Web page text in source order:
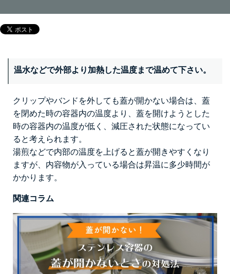
温水などで外部より加熱した温度まで温めて下さい。
クリップやバンドを外しても蓋が開かない場合は、蓋
を閉めた時の容器内の温度より、蓋を開けようとした
時の容器内の温度が低く、減圧された状態になってい
ると考えられます。
湯煎などで内部の温度を上げると蓋が開きやすくなり
ますが、内容物が入っている場合は昇温に多少時間が
かかります。
関連コラム